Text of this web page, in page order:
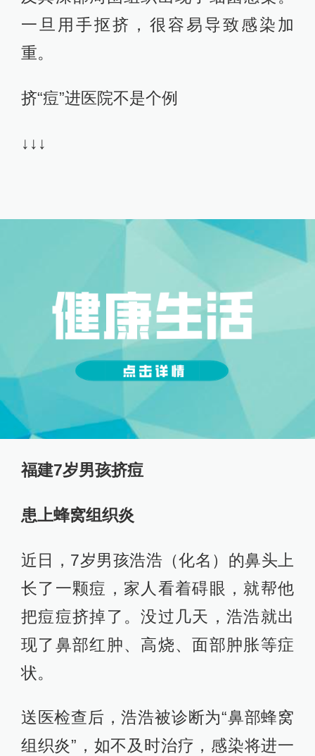
一旦用手抠挤，很容易导致感染加
重。
挤“痘”进医院不是个例
↓↓↓
福建7岁男孩挤痘
患上蜂窝组织炎
近日，7岁男孩浩浩（化名）的鼻头上
长了一颗痘，家人看着碍眼，就帮他
把痘痘挤掉了。没过几天，浩浩就出
现了鼻部红肿、高烧、面部肿胀等症
状。
送医检查后，浩浩被诊断为“鼻部蜂窝
组织炎”，如不及时治疗，感染将进一